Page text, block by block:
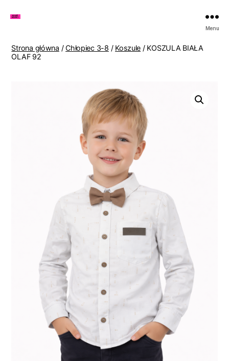
Lenki
Menu
Strona główna /Chłopiec 3-8 / Koszule / KOSZULA BIAŁA
OLAF 92